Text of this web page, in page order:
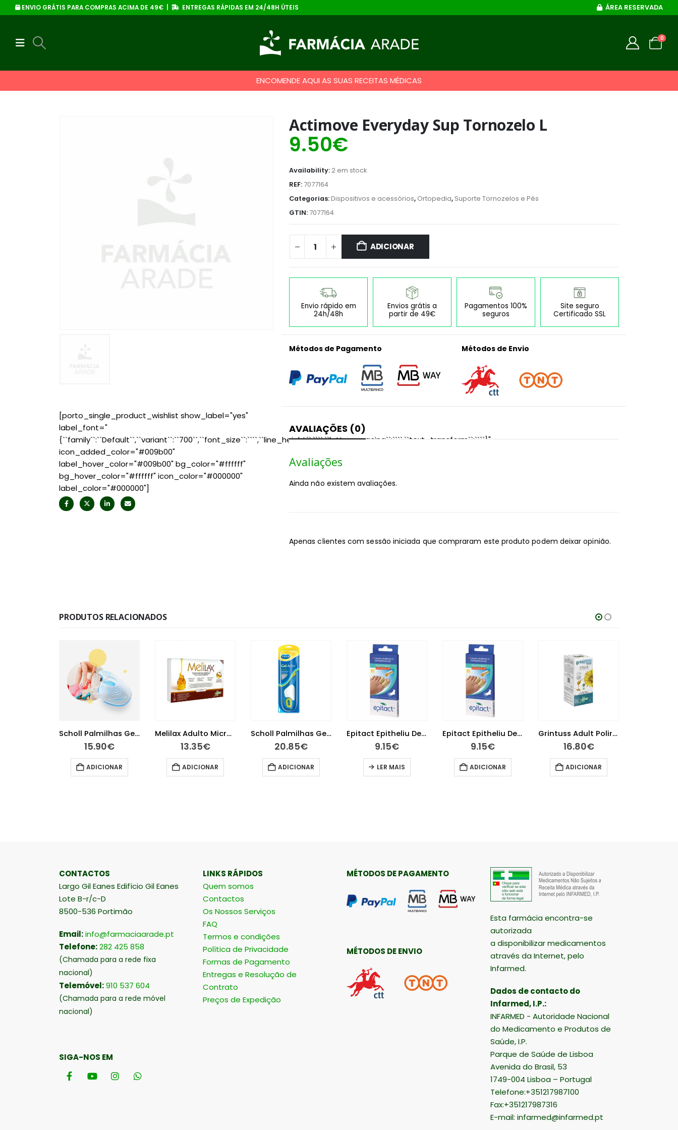
ENVIO GRÁTIS PARA COMPRAS ACIMA DE 49€ | ENTREGAS RÁPIDAS EM 24/48H ÚTEIS ÁREA RESERVADA
0
ENCOMENDE AQUI AS SUAS RECEITAS MÉDICAS
[porto_single_product_wishlist show_label="yes"
label_font="
{``family``:``Default``,``variant``:``700``,``font_size``:````,``line_height``:````,``letter_spacing``:````,``text_transform``:````}"
icon_added_color="#009b00"
label_hover_color="#009b00" bg_color="#ffffff"
bg_hover_color="#ffffff" icon_color="#000000"
label_color="#000000"]
Actimove Everyday Sup Tornozelo L
9.50€
Availability:2 em stock
REF: 7077164
Categorias:Dispositivos e acessórios, Ortopedia, Suporte Tornozelos e Pés
GTIN: 7077164
ADICIONAR
Envio rápido em
24h/48h
Envios grátis a
partir de 49€
Pagamentos 100%
seguros
Site seguro
Certificado SSL
Métodos de Pagamento Métodos de Envio
AVALIAÇÕES (0)
Avaliações
Ainda não existem avaliações.
Apenas clientes com sessão iniciada que compraram este produto podem deixar opinião.
PRODUTOS RELACIONADOS
Scholl Palmilhas GelActiv saltos muito altos
15.90€
ADICIONAR
Melilax Adulto Micro Clister
13.35€
ADICIONAR
Scholl Palmilhas GelActiv Sport Homem
20.85€
ADICIONAR
Epitact Epitheliu Dedeira Tl
9.15€
LER MAIS
Epitact Epitheliu Dedeira Tm
9.15€
ADICIONAR
Grintuss Adult Poliresin Xarope 180g
16.80€
ADICIONAR
CONTACTOS
Largo Gil Eanes Edifício Gil Eanes
Lote B-r/c-D
8500-536 Portimão
Email:info@farmaciaarade.pt
Telefone:282 425 858
(Chamada para a rede fixa
nacional)
Telemóvel:910 537 604
(Chamada para a rede móvel
nacional)
SIGA-NOS EM
LINKS RÁPIDOS
Quem somos
Contactos
Os Nossos Serviços
FAQ
Termos e condições
Política de Privacidade
Formas de Pagamento
Entregas e Resolução de
Contrato
Preços de Expedição
MÉTODOS DE PAGAMENTO
MÉTODOS DE ENVIO
Esta farmácia encontra-se
autorizada
a disponibilizar medicamentos
através da Internet, pelo
Infarmed.
Dados de contacto do
Infarmed, I.P.:
INFARMED - Autoridade Nacional
do Medicamento e Produtos de
Saúde, I.P.
Parque de Saúde de Lisboa
Avenida do Brasil, 53
1749-004 Lisboa – Portugal
Telefone:+351217987100
Fax:+351217987316
E-mail: infarmed@infarmed.pt